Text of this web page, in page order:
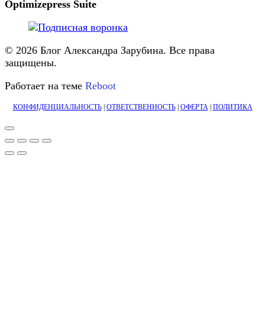
Optimizepress Suite
© 2026 Блог Александра Зарубина. Все права
защищены.
Работает на теме Reboot
КОНФИДЕНЦИАЛЬНОСТЬ| ОТВЕТСТВЕННОСТЬ| ОФЕРТА| ПОЛИТИКА